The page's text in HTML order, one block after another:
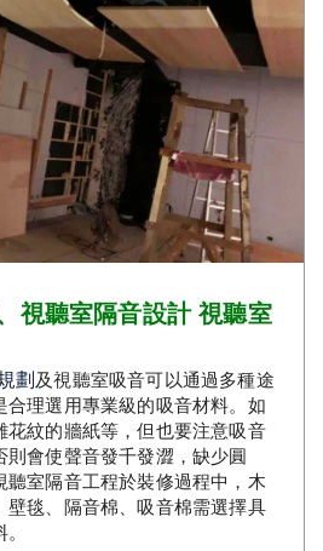
視聽室隔音設計 視聽室
劃及視聽室吸音可以通過多種途
理選用專業級的吸音材料。如
紋的牆紙等，但也要注意吸音
會使聲音發千發澀，缺少圓
室隔音工程於裝修過程中，木
毯、隔音棉、吸音棉需選擇具